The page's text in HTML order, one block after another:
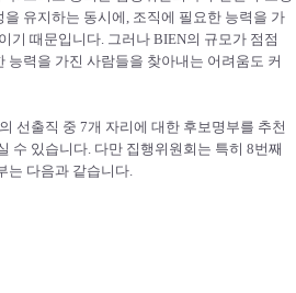
유지하는 동시에, 조직에 필요한 능력을 가
기 때문입니다. 그러나 BIEN의 규모가 점점
력을 가진 사람들을 찾아내는 어려움도 커
선출직 중 7개 자리에 대한 후보명부를 추천
수 있습니다. 다만 집행위원회는 특히 8번째
는 다음과 같습니다.